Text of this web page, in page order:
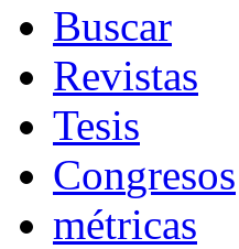
Buscar
Revistas
Tesis
Congresos
métricas